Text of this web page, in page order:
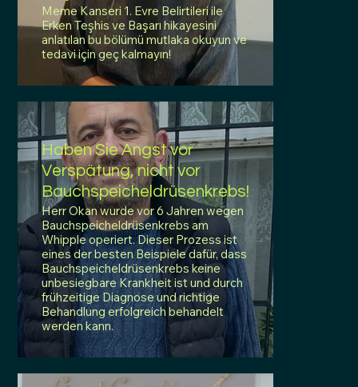
Meme Kanseri 1. Evre Belirtileri ile
Erken Teşhis ve Başarı hikayesini
anlatılan bu bölümü mutlaka okuyun ve
tedavi için geç kalmayın!
Haben Sie Angst vor
Verspätung, nicht vor
Bauchspeicheldrüsenkrebs!
Herr Okan wurde vor 6 Jahren wegen
Bauchspeicheldrüsenkrebs am
Whipple operiert. Dieser Prozess ist
eines der besten Beispiele dafür, dass
Bauchspeicheldrüsenkrebs keine
unbesiegbare Krankheit ist und durch
frühzeitige Diagnose und richtige
Behandlung erfolgreich behandelt
werden kann.